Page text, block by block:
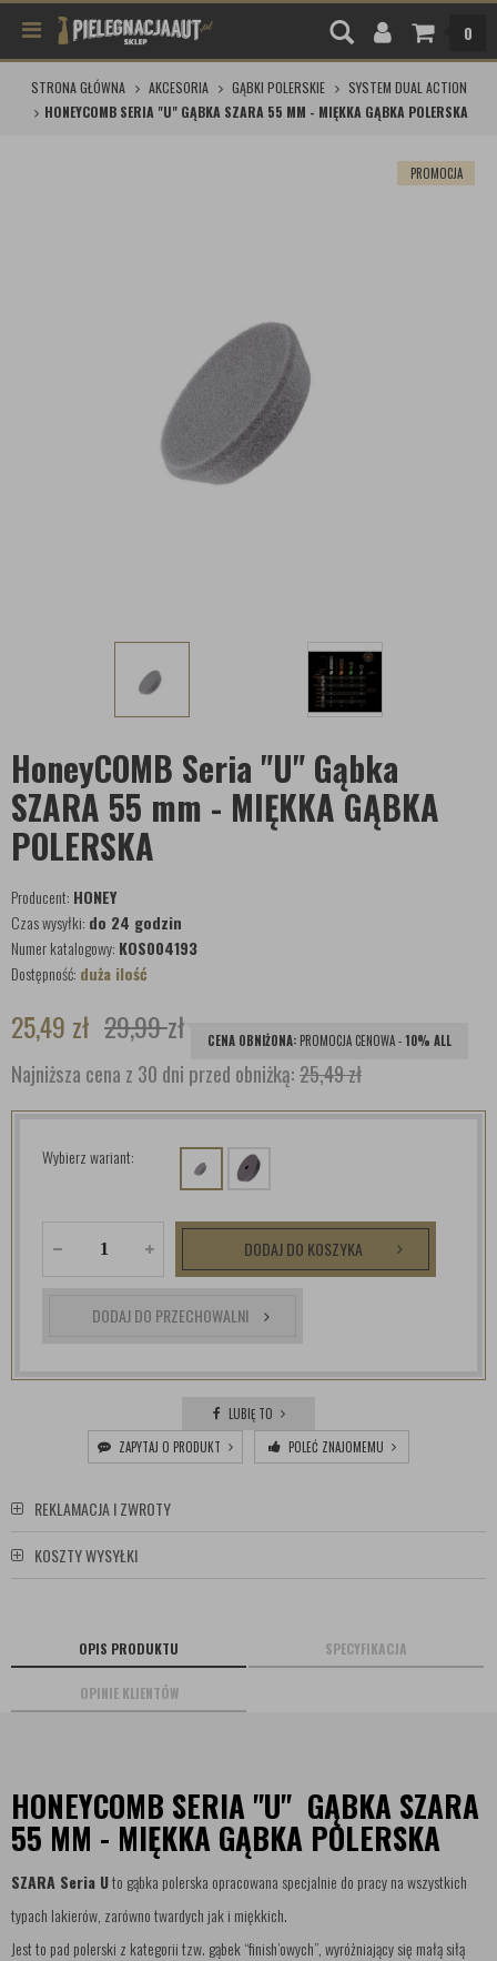
0
STRONA GŁÓWNA AKCESORIA GĄBKI POLERSKIE
SYSTEM DUAL ACTION
HONEYCOMB SERIA "U" GĄBKA SZARA 55 MM - MIĘKKA GĄBKA POLERSKA
PROMOCJA
HoneyCOMB Seria "U" Gąbka
SZARA 55 mm - MIĘKKA GĄBKA
POLERSKA
Producent: HONEY
Czas wysyłki: do 24 godzin
Numer katalogowy: KOS004193
Dostępność: duża ilość
25,49 zł 29,99zł CENA OBNIŻONA: PROMOCJA CENOWA -10% ALL
Najniższa cena z 30 dni przed obniżką:25,49 zł
Wybierz wariant:
DODAJ DO KOSZYKA
DODAJ DO PRZECHOWALNI
LUBIĘ TO
ZAPYTAJ O PRODUKT
POLEĆ ZNAJOMEMU
REKLAMACJA I ZWROTY
KOSZTY WYSYŁKI
OPIS PRODUKTU SPECYFIKACJA
OPINIE KLIENTÓW
HONEYCOMB SERIA "U" GĄBKA SZARA
55 MM - MIĘKKA GĄBKA POLERSKA
SZARA Seria Uto gąbka polerska opracowana specjalnie do pracy na wszystkich
typach lakierów, zarówno twardych jak i miękkich.
Jest to pad polerski z kategorii tzw. gąbek “finish’owych”, wyróżniający się małą siłą